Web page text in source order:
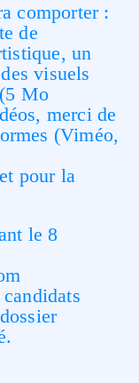
comporter :
de
un
visuels
Mo
merci de
(Viméo,
pour la
le 8